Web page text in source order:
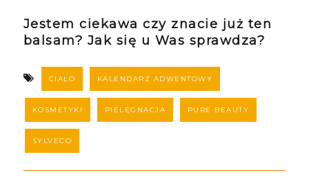
Jestem ciekawa czy znacie już ten
balsam? Jak się u Was sprawdza?
CIAŁO KALENDARZ ADWENTOWY
KOSMETYKI PIELĘGNACJA PURE BEAUTY
SYLVECO